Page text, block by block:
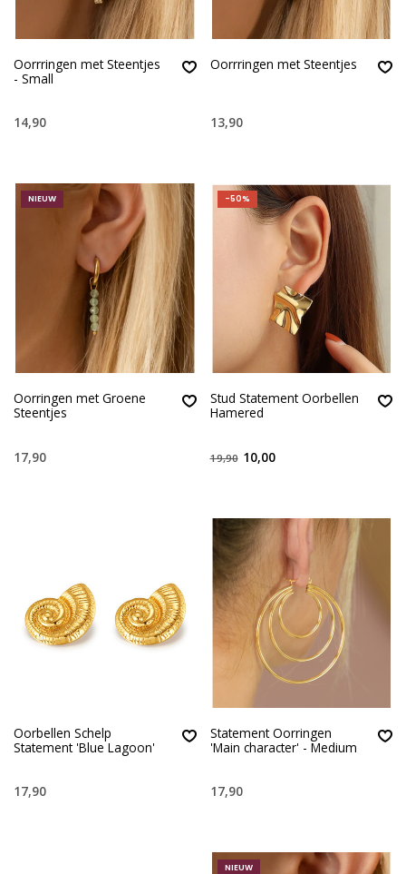
Oorrringen met Steentjes
- Small
14,90
Oorrringen met Steentjes
13,90
NIEUW
Oorringen met Groene
Steentjes
17,90
-50%
Stud Statement Oorbellen
Hamered
19,90 10,00
Oorbellen Schelp
Statement 'Blue Lagoon'
17,90
Statement Oorringen
'Main character' - Medium
17,90
NIEUW